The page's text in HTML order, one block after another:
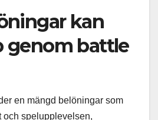
kan
genom battle
en mängd belöningar som
och spelupplevelsen,